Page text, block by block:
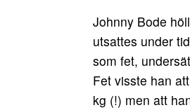
Johnny Bode
utsattes under
som fet,
Fet visste han
kg (!) men att